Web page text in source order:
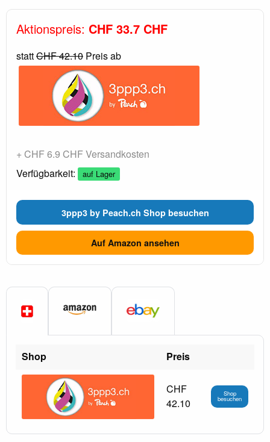
Aktionspreis: CHF 33.7 CHF
stattCHF 42.10 Preis ab
+ CHF 6.9 CHF Versandkosten
Verfügbarkeit:
auf Lager
3ppp3 by Peach.ch Shop besuchen
Auf Amazon ansehen
Shop Preis
CHF
42.10
Shop
besuchen